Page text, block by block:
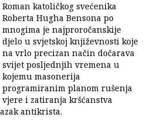
Roman katoličkog svećenika
Roberta Hugha Bensona po
mnogima je najproročanskije
djelo u svjetskoj književnosti koje
na vrlo precizan način dočarava
svijet posljednjih vremena u
kojemu masonerija
programiranim planom rušenja
vjere i zatiranja kršćanstva
antikrista.